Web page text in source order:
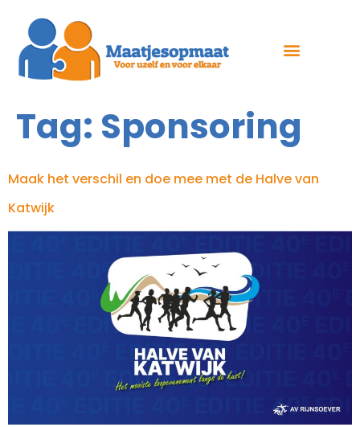
Tag: Sponsoring
Maak het verschil en doe mee met de Halve van
Katwijk